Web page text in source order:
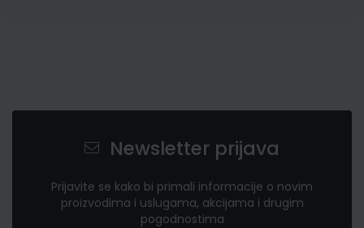
Newsletter prijava
Prijavite se kako bi primali informacije o novim
proizvodima i uslugama, akcijama i drugim
pogodnostima